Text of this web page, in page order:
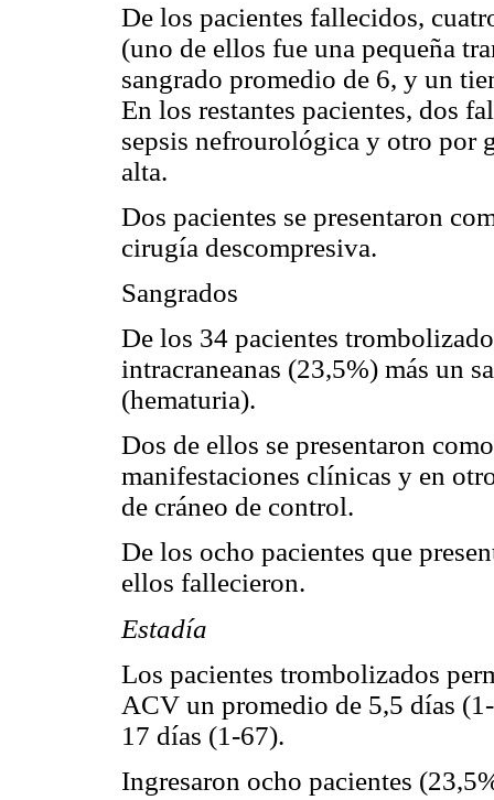
De los pacientes fallecidos,
(uno de ellos fue una pequeña
sangrado promedio de 6, y un
En los restantes pacientes, dos
sepsis nefrourológica y otro por
alta.
Dos pacientes se presentaron
cirugía descompresiva.
Sangrados
De los 34 pacientes
intracraneanas (23,5%) más un
(hematuria).
Dos de ellos se presentaron
manifestaciones clínicas y en
de cráneo de control.
De los ocho pacientes que
ellos fallecieron.
Estadía
Los pacientes trombolizados
ACV un promedio de 5,5 días
17 días (1-67).
Ingresaron ocho pacientes